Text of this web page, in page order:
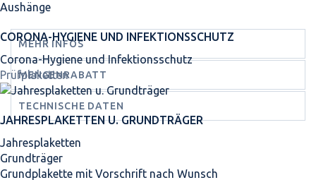
Aushänge
CORONA-HYGIENE UND INFEKTIONSSCHUTZ
Corona-Hygiene und Infektionsschutz
Prüfplaketten
JAHRES­PLAKETTEN U. GRUNDTRÄGER
Jahresplaketten
Grundträger
Grundplakette mit Vorschrift nach Wunsch
MEHR INFOS
MENGENRABATT
TECHNISCHE DATEN